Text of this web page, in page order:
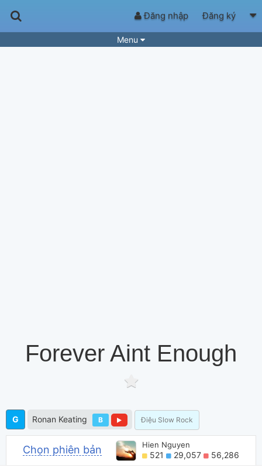
Đăng nhập Đăng ký
Menu
Forever Aint Enough
G Ronan Keating B Điệu Slow Rock
Chọn phiên bản Hien Nguyen
521 29,057 56,286